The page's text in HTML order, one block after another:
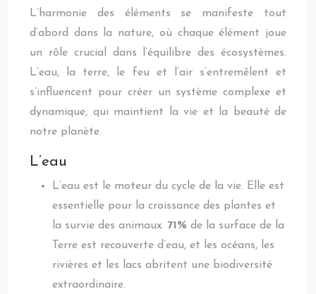
L’harmonie des éléments se manifeste tout
d’abord dans la nature, où chaque élément joue
un rôle crucial dans l’équilibre des écosystèmes.
L’eau, la terre, le feu et l’air s’entremêlent et
s’influencent pour créer un système complexe et
dynamique, qui maintient la vie et la beauté de
notre planète.
L’eau
L’eau est le moteur du cycle de la vie. Elle est
essentielle pour la croissance des plantes et
la survie des animaux. 71% de la surface de la
Terre est recouverte d’eau, et les océans, les
rivières et les lacs abritent une biodiversité
extraordinaire.